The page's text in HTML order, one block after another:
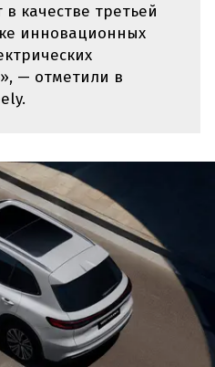
качестве третьей
инновационных
— отметили в